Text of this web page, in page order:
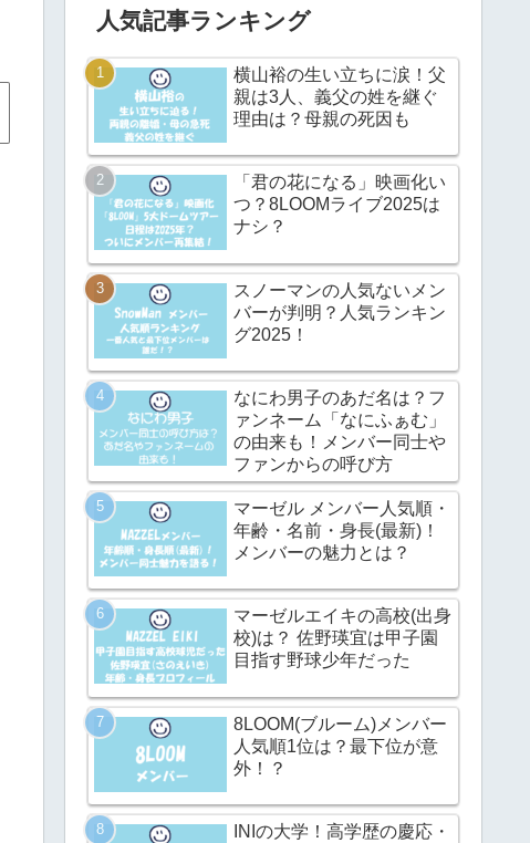
人気記事ランキング
横山裕の生い立ちに涙！父
親は3人、義父の姓を継ぐ
理由は？母親の死因も
「君の花になる」映画化い
つ？8LOOMライブ2025は
ナシ？
スノーマンの人気ないメン
バーが判明？人気ランキン
グ2025！
なにわ男子のあだ名は？フ
ァンネーム「なにふぁむ」
の由来も！メンバー同士や
ファンからの呼び方
マーゼル メンバー人気順・
年齢・名前・身長(最新)！
メンバーの魅力とは？
マーゼルエイキの高校(出身
校)は？ 佐野瑛宜は甲子園
目指す野球少年だった
8LOOM(ブルーム)メンバー
人気順1位は？最下位が意
外！？
INIの大学！高学歴の慶応・